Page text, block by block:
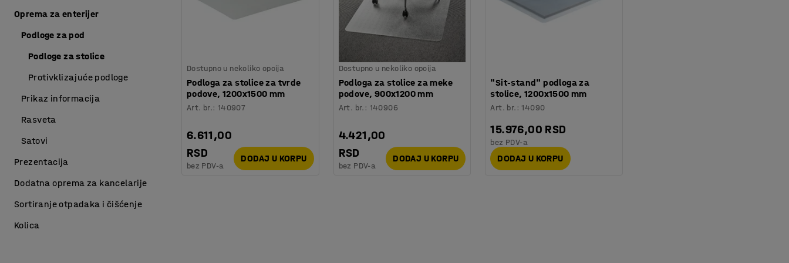
Dostupno u nekoliko opcija
Podloga za stolice za tvrde
podove, 1200x1500 mm
Art. br.: 140907
6.611,00
RSD
bez PDV-a
DODAJ U KORPU
Dostupno u nekoliko opcija
Podloga za stolice za meke
podove, 900x1200 mm
Art. br. : 140906
4.421,00
RSD
bez PDV-a
DODAJ U KORPU
"Sit-stand" podloga za
stolice, 1200x1500 mm
Art. br. :14090
15.976,00 RSD
bez PDV-a
DODAJ U KORPU
Oprema za enterijer
Podloge za pod
Podloge za stolice
Protivklizajuće podloge
Prikaz informacija
Rasveta
Satovi
Prezentacija
Dodatna oprema za kancelarije
Sortiranje otpadaka i čišćenje
Kolica